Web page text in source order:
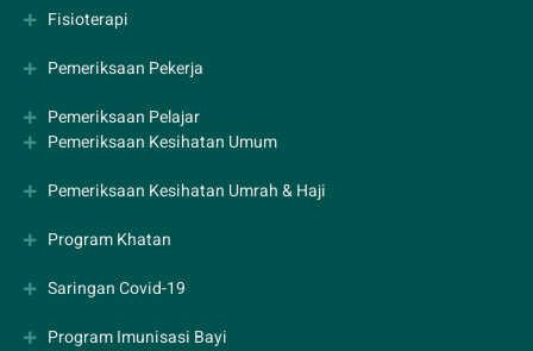
Fisioterapi
Pemeriksaan Pekerja
Pemeriksaan Pelajar
Pemeriksaan Kesihatan Umum
Pemeriksaan Kesihatan Umrah & Haji
Program Khatan
Saringan Covid-19
Program Imunisasi Bayi